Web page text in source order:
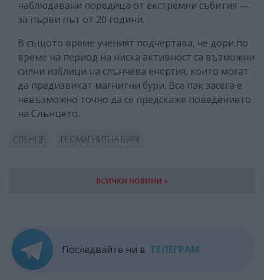
наблюдавани поредица от екстремни събития —
за първи път от 20 години.
В същото време ученият подчертава, че дори по
време на период на ниска активност са възможни
силни изблици на слънчева енергия, които могат
да предизвикат магнитни бури. Все пак засега е
невъзможно точно да се предскаже поведението
на Слънцето.
СЛЪНЦЕ ГЕОМАГНИТНА БУРЯ
ВСИЧКИ НОВИНИ »
Последвайте ни в ТЕЛЕГРАМ